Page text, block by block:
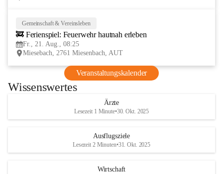
Gemeinschaft & Vereinsleben
🚒 Ferienspiel: Feuerwehr hautnah erleben
Fr., 21. Aug., 08:25
Miesebach, 2761 Miesenbach, AUT
Veranstaltungskalender
Wissenswertes
Ärzte
Lesezeit 1 Minute•30. Okt. 2025
Ausflugsziele
Lesezeit 2 Minuten•31. Okt. 2025
Wirtschaft